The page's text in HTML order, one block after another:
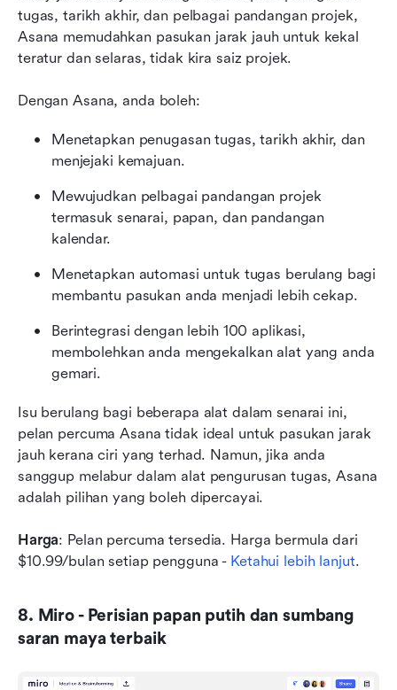
tugas, tarikh akhir, dan pelbagai pandangan projek,
Asana memudahkan pasukan jarak jauh untuk kekal
teratur dan selaras, tidak kira saiz projek.
Dengan Asana, anda boleh:
Menetapkan penugasan tugas, tarikh akhir, dan
menjejaki kemajuan.
Mewujudkan pelbagai pandangan projek
termasuk senarai, papan, dan pandangan
kalendar.
Menetapkan automasi untuk tugas berulang bagi
membantu pasukan anda menjadi lebih cekap.
Berintegrasi dengan lebih 100 aplikasi,
membolehkan anda mengekalkan alat yang anda
gemari.
Isu berulang bagi beberapa alat dalam senarai ini,
pelan percuma Asana tidak ideal untuk pasukan jarak
jauh kerana ciri yang terhad. Namun, jika anda
sanggup melabur dalam alat pengurusan tugas, Asana
adalah pilihan yang boleh dipercayai.
Harga: Pelan percuma tersedia. Harga bermula dari
$10.99/bulan setiap pengguna - Ketahui lebih lanjut.
8. Miro - Perisian papan putih dan sumbang
saran maya terbaik